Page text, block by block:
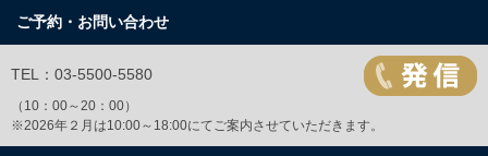
ご予約・お問い合わせ
TEL：03-5500-5580
（10：00～20：00）
※2026年２月は10:00～18:00にてご案内させていただきます。